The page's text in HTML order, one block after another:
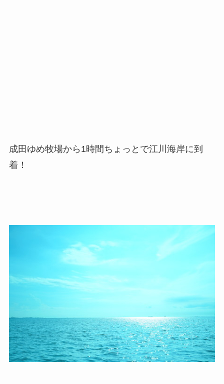
成田ゆめ牧場から1時間ちょっとで江川海岸に到
着！